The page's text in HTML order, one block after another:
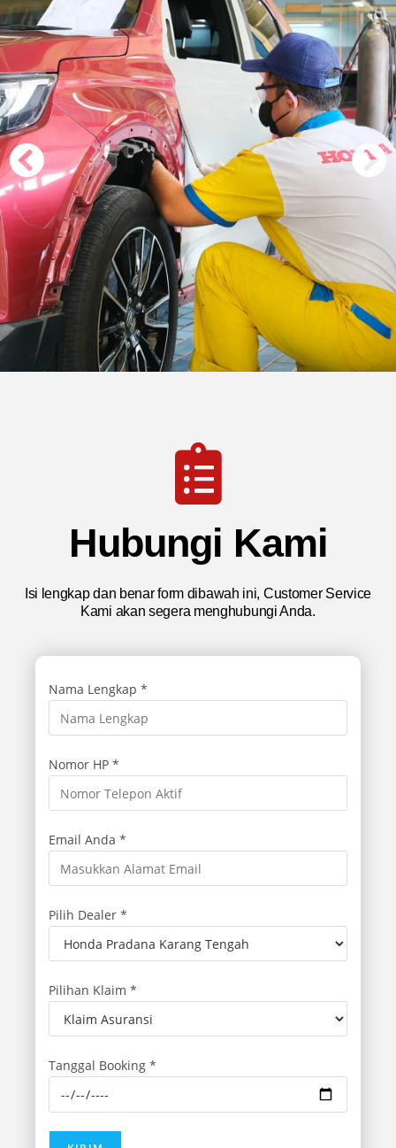
Hubungi Kami
Isi lengkap dan benar form dibawah ini, Customer Service
Kami akan segera menghubungi Anda.
Nama Lengkap *
Nomor HP *
Email Anda *
Pilih Dealer *
Pilihan Klaim *
Tanggal Booking *